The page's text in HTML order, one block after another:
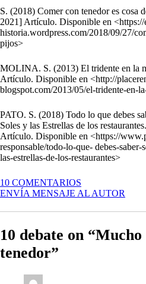
S. (2018) Comer con tenedor es cosa
2021] Artículo. Disponible en <https://
historia.wordpress.com/2018/09/27/
pijos>
MOLINA. S. (2013) El tridente en la
Artículo. Disponible en <http://
blogspot.com/2013/05/el-tridente-en-
PATO. S. (2018) Todo lo que debes
Soles y las Estrellas de los
Artículo. Disponible en <https://
responsable/todo-lo-que- debes-
las-estrellas-de-los-restaurantes>
10 COMENTARIOS
MUCHO
QUE
TENEDOR
ENVÍA MENSAJE AL AUTOR
10 debate on “Mucho
tenedor”